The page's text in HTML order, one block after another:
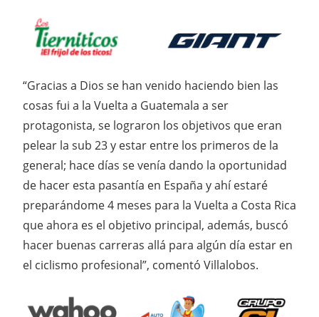
“Gracias a Dios se han venido haciendo bien las
cosas fui a la Vuelta a Guatemala a ser
protagonista, se lograron los objetivos que eran
pelear la sub 23 y estar entre los primeros de la
general; hace días se venía dando la oportunidad
de hacer esta pasantía en España y ahí estaré
preparándome 4 meses para la Vuelta a Costa Rica
que ahora es el objetivo principal, además, buscó
hacer buenas carreras allá para algún día estar en
el ciclismo profesional”, comentó Villalobos.